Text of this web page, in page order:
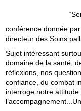
conférence donnée
directeur des Soins
Sujet intéressant
domaine de la santé,
réflexions, nos
confiance, du combat
interroge notre attitude